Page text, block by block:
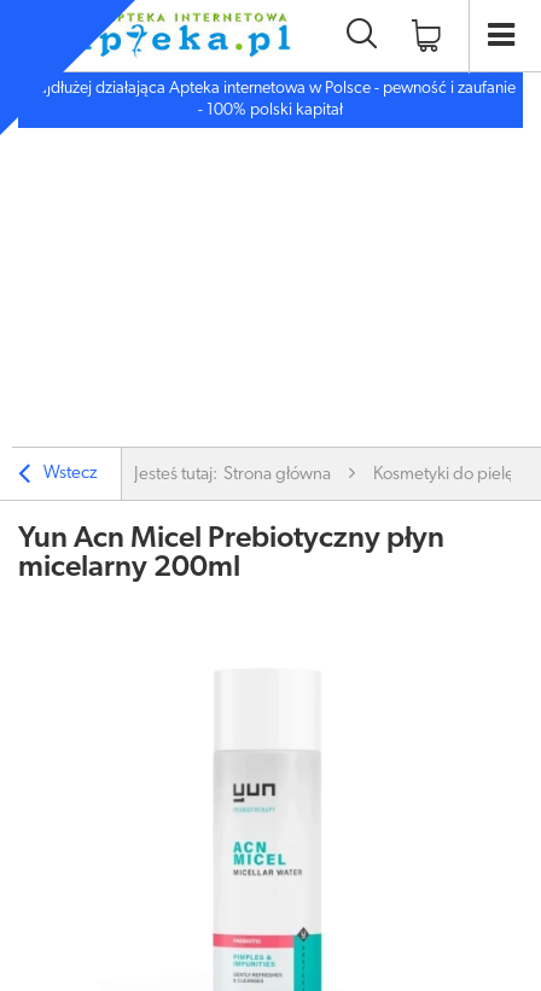
Najdłużej działająca Apteka internetowa w Polsce - pewność i zaufanie
- 100% polski kapitał
Wstecz Jesteś tutaj: Strona główna Kosmetyki do
Yun Acn Micel Prebiotyczny płyn
micelarny 200ml